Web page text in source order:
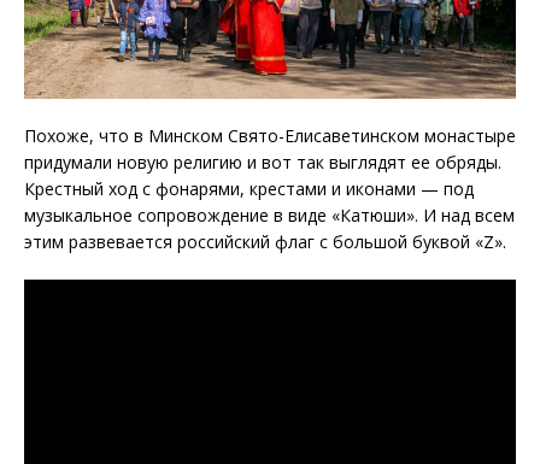
Похоже, что в Минском Свято-Елисаветинском монастыре
придумали новую религию и вот так выглядят ее обряды.
Крестный ход с фонарями, крестами и иконами — под
музыкальное сопровождение в виде «Катюши». И над всем
этим развевается российский флаг с большой буквой «Z».